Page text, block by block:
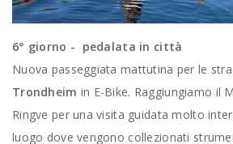
6° giorno - pedalata in città
Nuova passeggiata mattutina per le
Trondheim in E-Bike. Raggiungiamo il
Ringve per una visita guidata molto
luogo dove vengono collezionati